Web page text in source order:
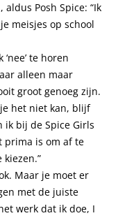
Posh Spice: “Ik
meisjes op school
te horen
alleen maar
groot genoeg zijn.
het niet kan, blijf
ik bij de Spice Girls
prima is om af te
Maar je moet er
met de juiste
werk dat ik doe, I